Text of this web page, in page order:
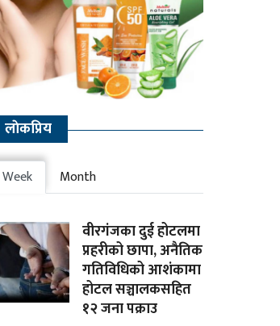
लाेकप्रिय
Week Month
वीरगंजका दुई होटलमा
प्रहरीको छापा, अनैतिक
गतिविधिको आशंकामा
होटल सञ्चालकसहित
१२ जना पक्राउ